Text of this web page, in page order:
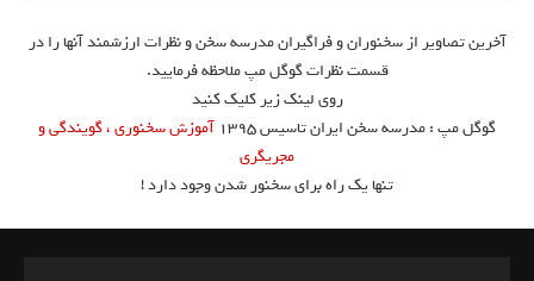
آخرین تصاویر از سخنوران و فراگیران مدرسه سخن و نظرات ارزشمند آنها را در
قسمت نظرات گوگل مپ ملاحظه فرمایید.
روی لینک زیر کلیک کنید
گوگل مپ : مدرسه سخن ایران تاسیس ۱۳۹۵
آموزش سخنوری ، گویندگی و
مجریگری
تنها یک راه برای سخنور شدن وجود دارد !